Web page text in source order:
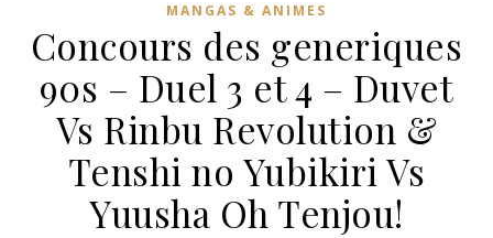
MANGAS & ANIMES
Concours des generiques
90s – Duel 3 et 4 – Duvet
Vs Rinbu Revolution &
Tenshi no Yubikiri Vs
Yuusha Oh Tenjou!